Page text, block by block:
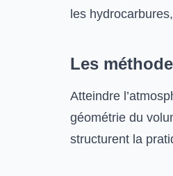
les
Les
Atteindre
géométrie du
structurent la